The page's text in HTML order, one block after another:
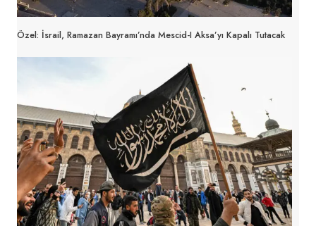
Özel: İsrail, Ramazan Bayramı’nda Mescid-I Aksa’yı Kapalı Tutacak